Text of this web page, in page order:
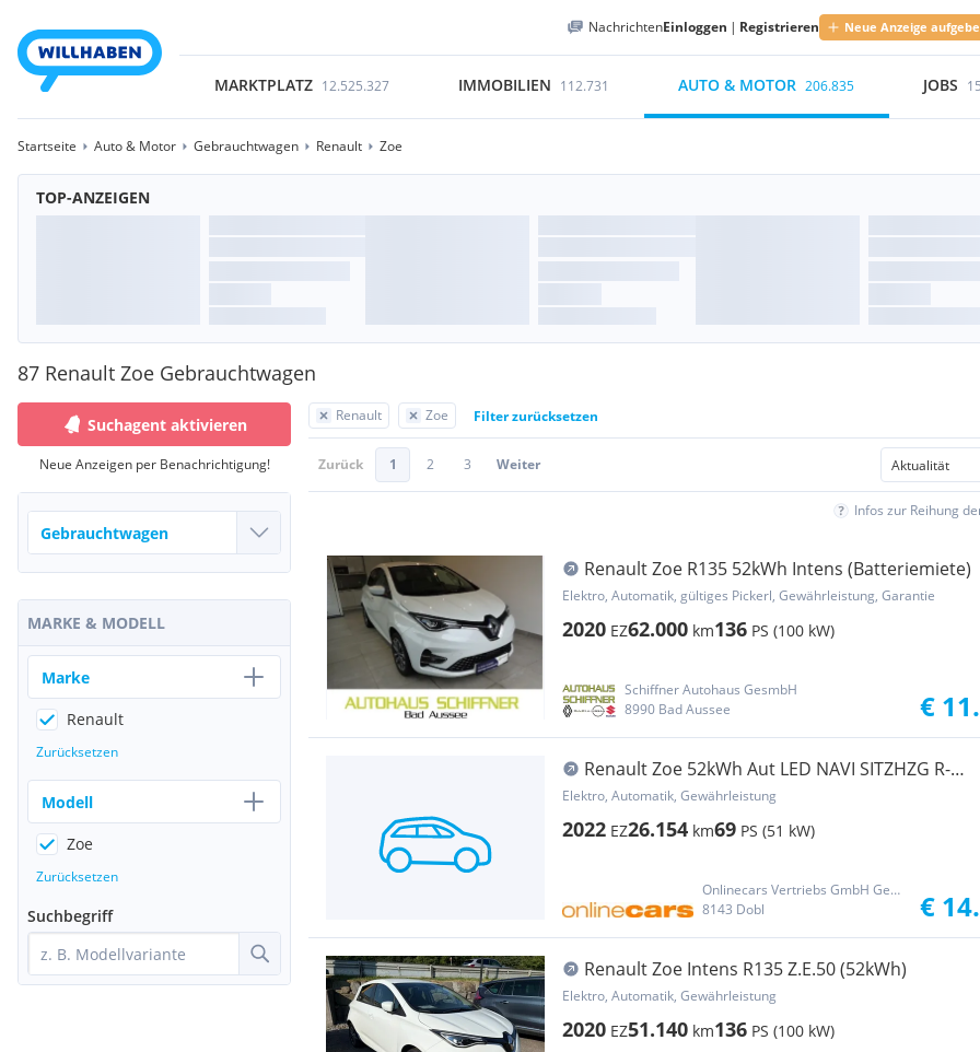
NachrichtenEinloggen | Registrieren Neue Anzeige
MARKTPLATZ 12.525.327 IMMOBILIEN 112.731 AUTO & MOTOR 206.835 JOBS
Startseite Auto & Motor Gebrauchtwagen Renault Zoe
TOP-ANZEIGEN
87 Renault Zoe Gebrauchtwagen
Renault Zoe Filter zurücksetzen
Zurück 1 2 3 Weiter
Infos zur Reihung
Renault Zoe R135 52kWh Intens (Batteriemiete)
Elektro, Automatik, gültiges Pickerl, Gewährleistung, Garantie
2020 EZ62.000 km136 PS (100 kW)
Schiffner Autohaus GesmbH
8990 Bad Aussee
€
Renault Zoe 52kWh Aut LED NAVI SITZHZG R-
CAM TEMPOMAT
Elektro, Automatik, Gewährleistung
2022 EZ26.154 km69 PS (51 kW)
Onlinecars Vertriebs GmbH Gebrauchtwagen-Outlet  Werkstätte  Spenglerei  Lackiererei
8143 Dobl
€
Renault Zoe Intens R135 Z.E.50 (52kWh)
Elektro, Automatik, Gewährleistung
2020 EZ51.140 km136 PS (100 kW)
Suchagent aktivieren
Neue Anzeigen per Benachrichtigung!
MARKE & MODELL
Marke
Renault
Zurücksetzen
Modell
Zoe
Zurücksetzen
Suchbegriff